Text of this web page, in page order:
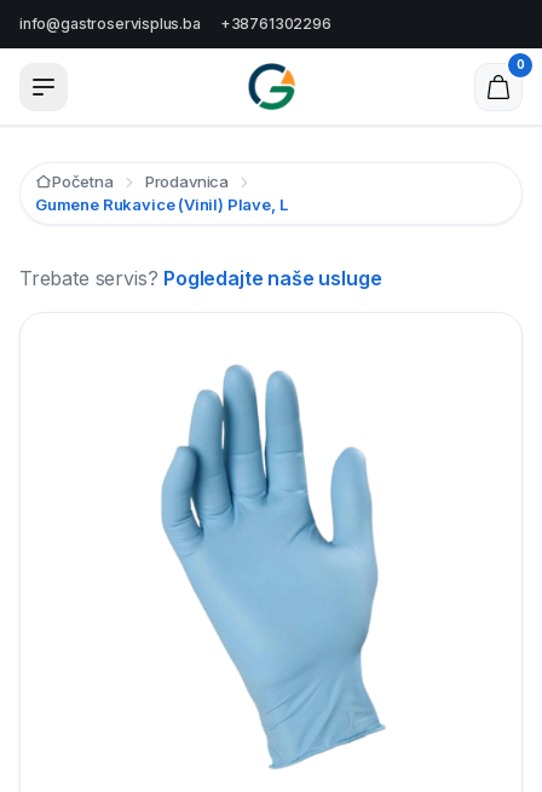
info@gastroservisplus.ba +38761302296
0
Početna
Prodavnica
Gumene Rukavice (vinil) Plave, L
Trebate servis? Pogledajte naše usluge